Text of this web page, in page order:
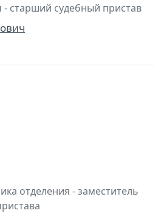
старший судебный пристав
отделения - заместитель